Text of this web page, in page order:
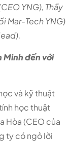
YNG), Thầy
Mar-Tech YNG)
Minh đến với
và kỹ thuật
học thuật
Hòa (CEO của
ty có ngỏ lời